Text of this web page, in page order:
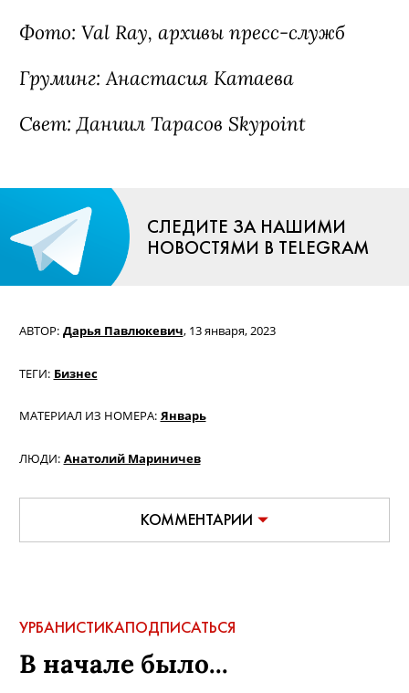
Фото: Val Ray, архивы пресс-служб
Груминг: Анастасия Катаева
Свет: Даниил Тарасов Skypoint
СЛЕДИТЕ ЗА НАШИМИ
НОВОСТЯМИ В TELEGRAM
АВТОР: Дарья Павлюкевич, 13 января, 2023
ТЕГИ: Бизнес
МАТЕРИАЛ ИЗ НОМЕРА: Январь
ЛЮДИ: Анатолий Мариничев
КОММЕНТАРИИ
УРБАНИСТИКАПОДПИСАТЬСЯ
В начале было...